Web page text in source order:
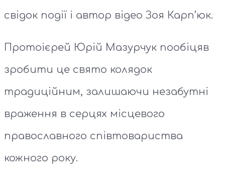
свідок події і автор відео Зоя Карп’юк.
Протоієрей Юрій Мазурчук пообіцяв
зробити це свято колядок
традиційним, залишаючи незабутні
враження в серцях місцевого
православного співтовариства
кожного року.